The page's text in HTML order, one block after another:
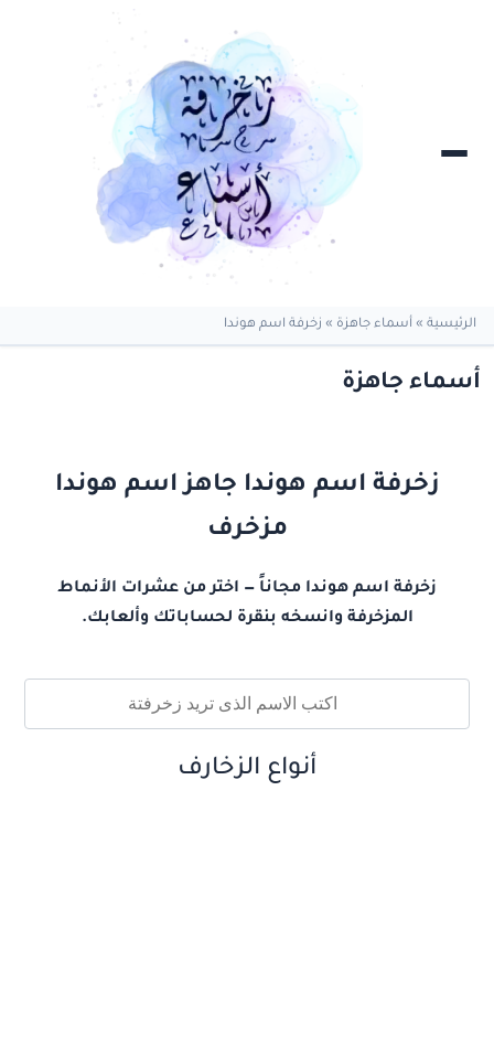
الرئيسية » أسماء جاهزة » زخرفة اسم هوندا
أسماء جاهزة
زخرفة اسم هوندا جاهز اسم هوندا
مزخرف
زخرفة اسم هوندا مجاناً — اختر من عشرات الأنماط
المزخرفة وانسخه بنقرة لحساباتك وألعابك.
أنواع الزخارف